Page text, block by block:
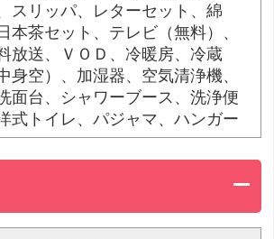
スリッパ、レターセット、綿
本茶セット、テレビ（無料）、
放送、ＶＯＤ、冷暖房、冷蔵
身空）、加湿器、空気清浄機、
面台、シャワーブース、洗浄便
式トイレ、パジャマ、ハンガー